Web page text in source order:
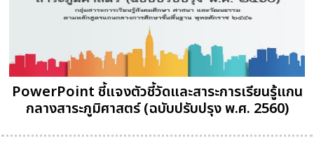
PowerPoint ชี้แจงตัวชี้วัดและสาระการเรียนรู้แกน
กลางสาระภูมิศาสตร์ (ฉบับปรับปรุง พ.ศ. 2560)